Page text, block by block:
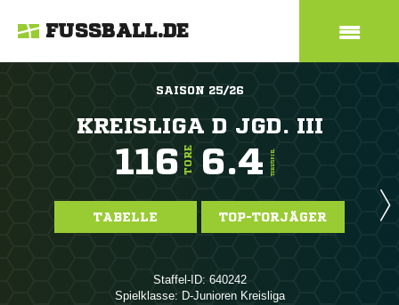
FUSSBALL.DE
SAISON 25/26
KREISLIGA D JGD. III
116 TORE 6.4 TORE/SPIEL
TABELLE TOP-TORJÄGER
Staffel-ID: 640242
Spielklasse: D-Junioren Kreisliga